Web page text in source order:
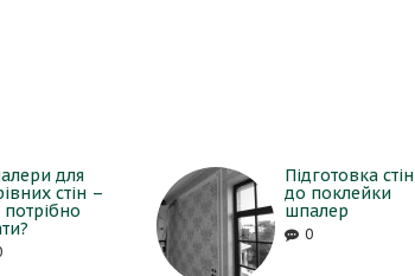
для
стін –
Підготовка стін
до поклейки
шпалер
0